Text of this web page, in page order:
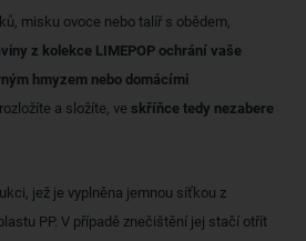
misku ovoce nebo talíř s obědem,
z kolekce LIMEPOP ochrání vaše
hmyzem nebo domácími
a složíte, ve skříňce tedy nezabere
jež je vyplněna jemnou síťkou z
PP. V případě znečištění jej stačí otřít